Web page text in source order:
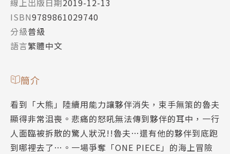
ISBN9789861029740
分級普級
語言繁體中文
簡介
看到「大熊」陸續用能力讓夥伴消失，束手無策的魯夫
顯得非常沮喪。悲痛的怒吼無法傳到夥伴的耳中，一行
人面臨被拆散的驚人狀況!!魯夫…還有他的夥伴到底跑
到哪裡去了…。一場爭奪「ONE PIECE」的海上冒險